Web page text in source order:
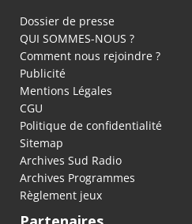
Dossier de presse
QUI SOMMES-NOUS ?
Comment nous rejoindre ?
Publicité
Mentions Légales
CGU
Politique de confidentialité
Sitemap
Archives Sud Radio
Archives Programmes
Règlement jeux